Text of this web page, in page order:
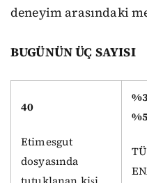
deneyim arasındaki
BUGÜNÜN ÜÇ SAYISI
40
Etimesgut
dosyasında